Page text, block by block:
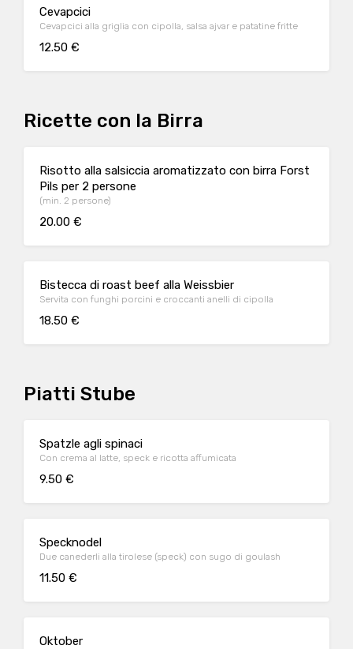
Cevapcici
Cevapcici alla griglia con cipolla, salsa ajvar e patatine fritte
12.50 €
Ricette con la Birra
Risotto alla salsiccia aromatizzato con birra Forst
Pils per 2 persone
(min. 2 persone)
20.00 €
Bistecca di roast beef alla Weissbier
Servita con funghi porcini e croccanti anelli di cipolla
18.50 €
Piatti Stube
Spatzle agli spinaci
Con crema al latte, speck e ricotta affumicata
9.50 €
Specknodel
Due canederli alla tirolese (speck) con sugo di goulash
11.50 €
Oktober